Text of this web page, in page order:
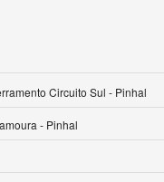
Circuito Sul - Pinhal
- Pinhal